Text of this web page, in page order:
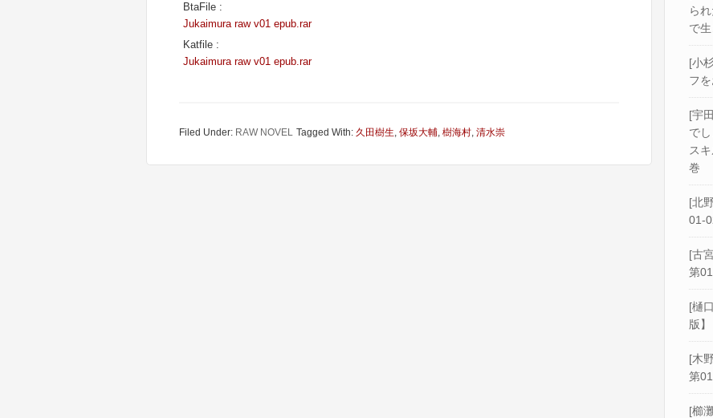
BtaFile :
Jukaimura raw v01 epub.rar
Katfile :
Jukaimura raw v01 epub.rar
Filed Under: RAW NOVEL Tagged With: 久田樹生, 保坂大輔, 樹海村, 清水崇
ら
で
[小
フ
[宇
で
ス
巻
[北
01-
[古
第
[樋
版
[木
第
[櫛